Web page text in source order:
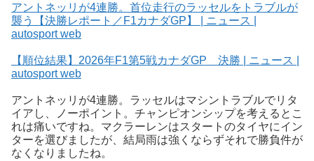
アントネッリが4連勝。首位走行のラッセルをトラブルが
襲う【決勝レポート／F1カナダGP】 | ニュース |
autosport web
【順位結果】2026年F1第5戦カナダGP 決勝 | ニュース |
autosport web
アントネッリが4連勝。ラッセルはマシントラブルでリタ
イアし、ノーポイント。チャンピオンシップを考えるとこ
れは痛いですね。マクラーレンはスタートのタイヤにイン
ターを選びましたが、結局雨は強くならずそれで勝負件が
なくなりましたね。